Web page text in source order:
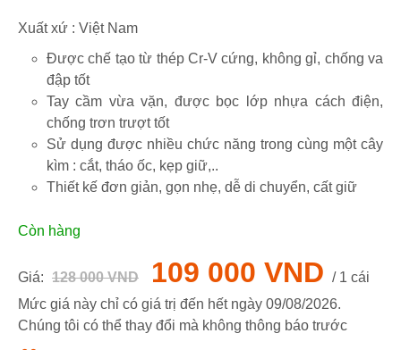
Xuất xứ : Việt Nam
Được chế tạo từ thép Cr-V cứng, không gỉ, chống va
đập tốt
Tay cầm vừa vặn, được bọc lớp nhựa cách điện,
chống trơn trượt tốt
Sử dụng được nhiều chức năng trong cùng một cây
kìm : cắt, tháo ốc, kẹp giữ,..
Thiết kế đơn giản, gọn nhẹ, dễ di chuyển, cất giữ
Còn hàng
Giá: 128 000 VND 109 000 VND / 1 cái
Mức giá này chỉ có giá trị đến hết ngày 09/08/2026.
Chúng tôi có thể thay đổi mà không thông báo trước